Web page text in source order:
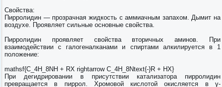
Свойства:
Пирролидин — прозрачная жидкость с аммиачным запахом. Дымит на
воздухе. Проявляет сильные основные свойства.
Пирролидин проявляет свойства вторичных аминов. При
взаимодействии с галогеналканами и спиртами алкилируется в 1
положение:
mathsf{C_4H_8NH + RX rightarrow C_4H_8Ntext{-}R + HX}
При дегидрировании в присутствии катализатора пирролидин
превращается в пиррол. Хромовой кислотой окисляется в γ-